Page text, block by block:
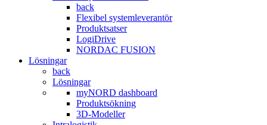
back
Flexibel systemleverantör
Produktsatser
LogiDrive
NORDAC FUSION
Lösningar
back
Lösningar
myNORD dashboard
Produktsökning
3D-Modeller